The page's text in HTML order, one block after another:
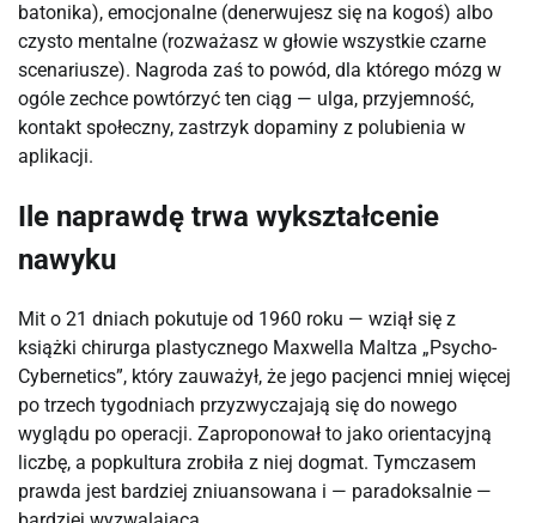
batonika), emocjonalne (denerwujesz się na kogoś) albo
czysto mentalne (rozważasz w głowie wszystkie czarne
scenariusze). Nagroda zaś to powód, dla którego mózg w
ogóle zechce powtórzyć ten ciąg — ulga, przyjemność,
kontakt społeczny, zastrzyk dopaminy z polubienia w
aplikacji.
Ile naprawdę trwa wykształcenie
nawyku
Mit o 21 dniach pokutuje od 1960 roku — wziął się z
książki chirurga plastycznego Maxwella Maltza „Psycho-
Cybernetics”, który zauważył, że jego pacjenci mniej więcej
po trzech tygodniach przyzwyczajają się do nowego
wyglądu po operacji. Zaproponował to jako orientacyjną
liczbę, a popkultura zrobiła z niej dogmat. Tymczasem
prawda jest bardziej zniuansowana i — paradoksalnie —